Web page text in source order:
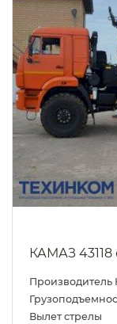
КАМАЗ 43118
Вылет стрелы